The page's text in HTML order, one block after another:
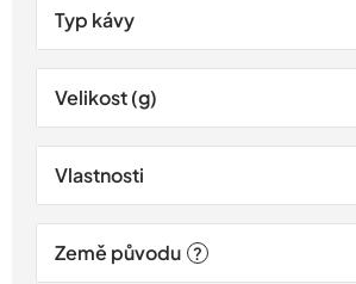
Typ kávy
Velikost (g)
Vlastnosti
Země původu ?